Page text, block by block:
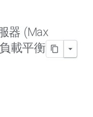
器 (Max
載平衡